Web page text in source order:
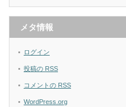
メタ情報
ログイン
投稿の RSS
コメントの RSS
WordPress.org